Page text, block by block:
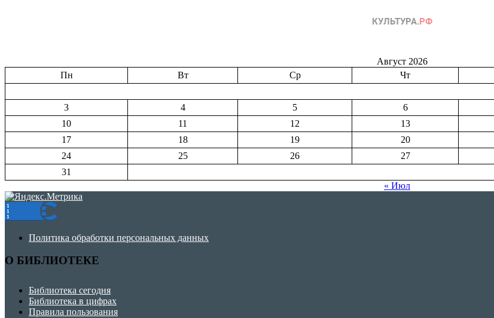
Август 2026
Пн
Вт Ср Чт
3
4 5 6
10
11 12 13
17
18 19 20
24
25 26 27
31
« Июл
Политика обработки персональных данных
О БИБЛИОТЕКЕ
Библиотека сегодня
Библиотека в цифрах
Правила пользования